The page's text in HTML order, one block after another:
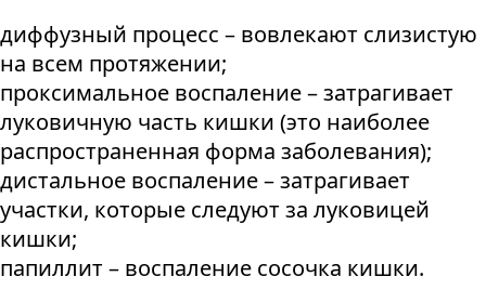
диффузный процесс – вовлекают слизистую
на всем протяжении;
проксимальное воспаление – затрагивает
луковичную часть кишки (это наиболее
распространенная форма заболевания);
дистальное воспаление – затрагивает
участки, которые следуют за луковицей
кишки;
папиллит – воспаление сосочка кишки.